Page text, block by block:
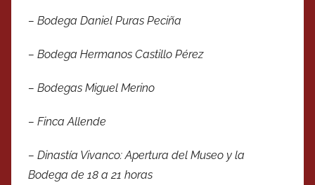
– Bodega Daniel Puras Peciña
– Bodega Hermanos Castillo Pérez
– Bodegas Miguel Merino
– Finca Allende
– Dinastía Vivanco: Apertura del Museo y la
Bodega de 18 a 21 horas